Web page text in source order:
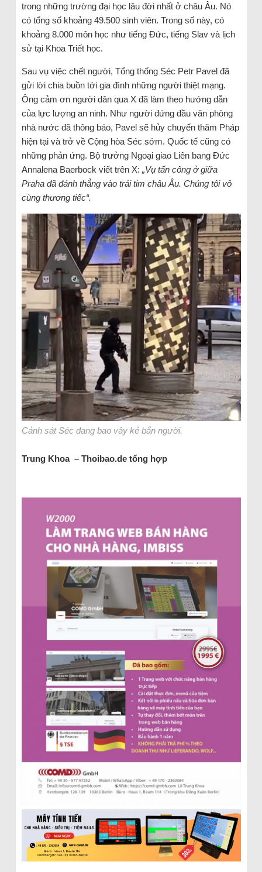
trong những trường đại học lâu đời nhất ở châu Âu. Nó
có tổng số khoảng 49.500 sinh viên. Trong số này, có
khoảng 8.000 môn học như tiếng Đức, tiếng Slav và lịch
sử tại Khoa Triết học.
Sau vụ việc chết người, Tổng thống Séc Petr Pavel đã
gửi lời chia buồn tới gia đình những người thiệt mạng.
Ông cảm ơn người dân qua X đã làm theo hướng dẫn
của lực lượng an ninh. Như người đứng đầu văn phòng
nhà nước đã thông báo, Pavel sẽ hủy chuyến thăm Pháp
hiện tại và trở về Cộng hòa Séc sớm. Quốc tế cũng có
những phản ứng. Bộ trưởng Ngoại giao Liên bang Đức
Annalena Baerbock viết trên X: „Vụ tấn công ở giữa
Praha đã đánh thẳng vào trái tim châu Âu. Chúng tôi vô
cùng thương tiếc“.
Cảnh sát Séc đang bao vây kẻ bắn người.
Trung Khoa – Thoibao.de tổng hợp